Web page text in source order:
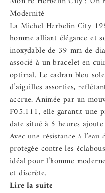
Modernité
LaMichel Herbelin City
homme alliant élégance et
inoxydable de 39 mm de
associé à un bracelet en
optimal. Le cadran bleu
d’aiguilles assorties,
accrue. Animée par un
F05.111, elle garantit une
date situé à 6 heures
Avec une résistance à
protégée contre les
idéal pour l’homme
et discrète.
Lire la suite